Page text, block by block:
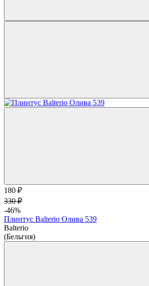
180 ₽
330 ₽
-46%
Плинтус Balterio Олива 539
Balterio
(Бельгия)